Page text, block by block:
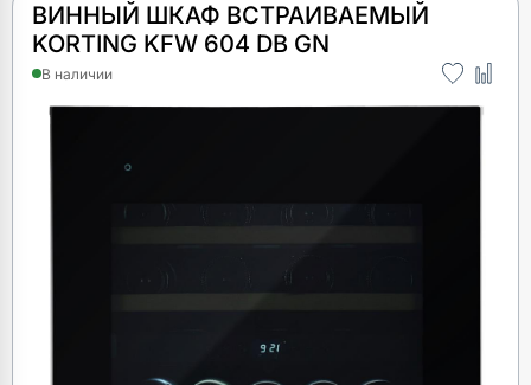
ВИННЫЙ ШКАФ ВСТРАИВАЕМЫЙ
KORTING KFW 604 DB GN
В наличии